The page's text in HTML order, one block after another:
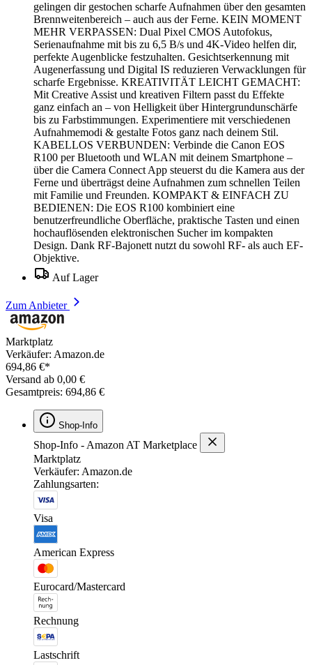
gelingen dir gestochen scharfe Aufnahmen über den gesamten
Brennweitenbereich – auch aus der Ferne. KEIN MOMENT
MEHR VERPASSEN: Dual Pixel CMOS Autofokus,
Serienaufnahme mit bis zu 6,5 B/s und 4K-Video helfen dir,
perfekte Augenblicke festzuhalten. Gesichtserkennung mit
Augenerfassung und Digital IS reduzieren Verwacklungen für
scharfe Ergebnisse. KREATIVITÄT LEICHT GEMACHT:
Mit Creative Assist und kreativen Filtern passt du Effekte
ganz einfach an – von Helligkeit über Hintergrundunschärfe
bis zu Farbstimmungen. Experimentiere mit verschiedenen
Aufnahmemodi & gestalte Fotos ganz nach deinem Stil.
KABELLOS VERBUNDEN: Verbinde die Canon EOS
R100 per Bluetooth und WLAN mit deinem Smartphone –
über die Camera Connect App steuerst du die Kamera aus der
Ferne und überträgst deine Aufnahmen zum schnellen Teilen
mit Familie und Freunden. KOMPAKT & EINFACH ZU
BEDIENEN: Die EOS R100 kombiniert eine
benutzerfreundliche Oberfläche, praktische Tasten und einen
hochauflösenden elektronischen Sucher im kompakten
Design. Dank RF-Bajonett nutzt du sowohl RF- als auch EF-
Objektive.
Auf Lager
Zum Anbieter
Marktplatz
Verkäufer: Amazon.de
694,86 €*
Versand ab 0,00 €
Gesamtpreis: 694,86 €
Shop-Info
Shop-Info - Amazon AT Marketplace
Marktplatz
Verkäufer: Amazon.de
Zahlungsarten:
Visa
American Express
Eurocard/Mastercard
Rechnung
Lastschrift